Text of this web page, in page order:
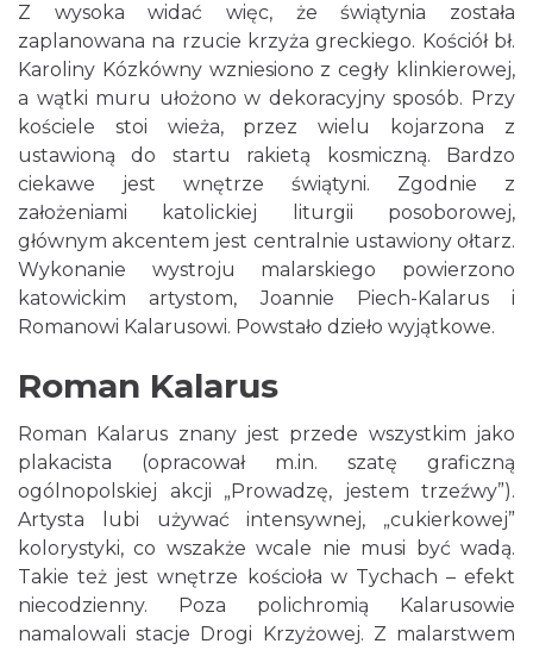
Z wysoka widać więc, że świątynia została
zaplanowana na rzucie krzyża greckiego. Kościół bł.
Karoliny Kózkówny wzniesiono z cegły klinkierowej,
a wątki muru ułożono w dekoracyjny sposób. Przy
kościele stoi wieża, przez wielu kojarzona z
ustawioną do startu rakietą kosmiczną. Bardzo
ciekawe jest wnętrze świątyni. Zgodnie z
założeniami katolickiej liturgii posoborowej,
głównym akcentem jest centralnie ustawiony ołtarz.
Wykonanie wystroju malarskiego powierzono
katowickim artystom, Joannie Piech-Kalarus i
Romanowi Kalarusowi. Powstało dzieło wyjątkowe.
Roman Kalarus
Roman Kalarus znany jest przede wszystkim jako
plakacista (opracował m.in. szatę graficzną
ogólnopolskiej akcji „Prowadzę, jestem trzeźwy”).
Artysta lubi używać intensywnej, „cukierkowej”
kolorystyki, co wszakże wcale nie musi być wadą.
Takie też jest wnętrze kościoła w Tychach – efekt
niecodzienny. Poza polichromią Kalarusowie
namalowali stacje Drogi Krzyżowej. Z malarstwem